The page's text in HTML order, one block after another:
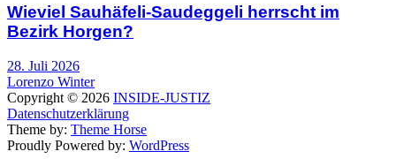
Wieviel Sauhäfeli-Saudeggeli herrscht im
Bezirk Horgen?
28. Juli 2026
Lorenzo Winter
Copyright © 2026 INSIDE-JUSTIZ
Datenschutzerklärung
Theme by: Theme Horse
Proudly Powered by: WordPress